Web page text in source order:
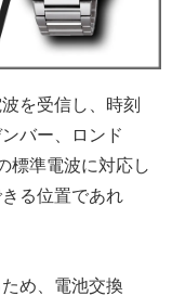
を受信し、時刻
バー、ロンド
標準電波に対応し
る位置であれ
め、電池交換